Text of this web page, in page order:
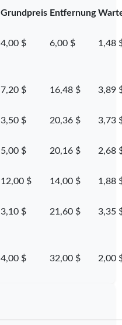
Grundpreis Entfernung
4,00 $ 6,00 $ 1,48
7,20 $ 16,48 $ 3,89
3,50 $ 20,36 $ 3,73
5,00 $ 20,16 $ 2,68
12,00 $ 14,00 $ 1,88
3,10 $ 21,60 $ 3,35
4,00 $ 32,00 $ 2,00